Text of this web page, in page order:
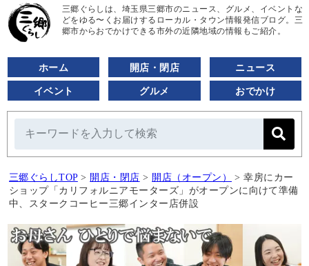
三郷ぐらしは、埼玉県三郷市のニュース、グルメ、イベントな
どをゆる〜くお届けするローカル・タウン情報発信ブログ。三
郷市からおでかけできる市外の近隣地域の情報もご紹介。
ホーム 開店・閉店 ニュース
イベント グルメ おでかけ
三郷ぐらしTOP > 開店・閉店 > 開店（オープン） > 幸房にカー
ショップ「カリフォルニアモーターズ」がオープンに向けて準備
中、スタークコーヒー三郷インター店併設